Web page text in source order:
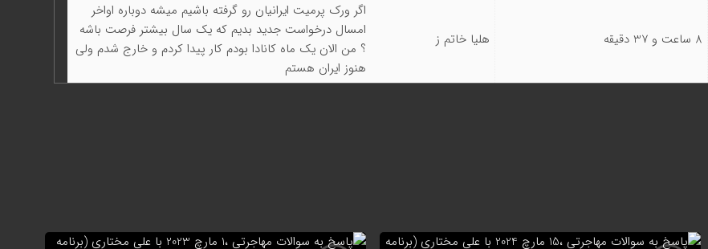
8 ساعت و 37 دقیقه هلیا خاتم ز
اگر ورک پرمیت ایرانیان رو گرفته باشیم میشه دوباره اواخر
امسال درخواست جدید بدیم که یک سال بیشتر فرصت باشه
؟ من الان یک ماه کانادا بودم کار پیدا کردم و خارج شدم ولی
هنوز ایران هستم